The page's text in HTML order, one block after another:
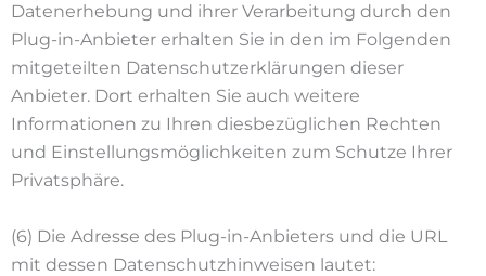
Datenerhebung und ihrer Verarbeitung durch den
Plug-in-Anbieter erhalten Sie in den im Folgenden
mitgeteilten Datenschutzerklärungen dieser
Anbieter. Dort erhalten Sie auch weitere
Informationen zu Ihren diesbezüglichen Rechten
und Einstellungsmöglichkeiten zum Schutze Ihrer
Privatsphäre.
(6) Die Adresse des Plug-in-Anbieters und die URL
mit dessen Datenschutzhinweisen lautet: